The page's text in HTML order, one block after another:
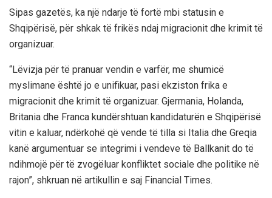
Sipas gazetës, ka një ndarje të fortë mbi statusin e
Shqipërisë, për shkak të frikës ndaj migracionit dhe krimit të
organizuar.
“Lëvizja për të pranuar vendin e varfër, me shumicë
myslimane është jo e unifikuar, pasi ekziston frika e
migracionit dhe krimit të organizuar. Gjermania, Holanda,
Britania dhe Franca kundërshtuan kandidaturën e Shqipërisë
vitin e kaluar, ndërkohë që vende të tilla si Italia dhe Greqia
kanë argumentuar se integrimi i vendeve të Ballkanit do të
ndihmojë për të zvogëluar konfliktet sociale dhe politike në
rajon”, shkruan në artikullin e saj Financial Times.